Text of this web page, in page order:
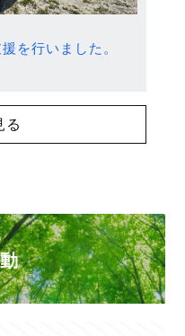
を行いました。
る